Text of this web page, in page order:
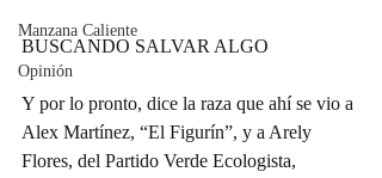
Manzana Caliente
Opinión
BUSCANDO SALVAR ALGO
Y por lo pronto, dice la raza que ahí se vio a
Alex Martínez, “El Figurín”, y a Arely
Flores, del Partido Verde Ecologista,